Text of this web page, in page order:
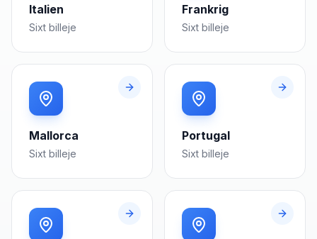
Italien
Sixt billeje
Frankrig
Sixt billeje
Mallorca
Sixt billeje
Portugal
Sixt billeje